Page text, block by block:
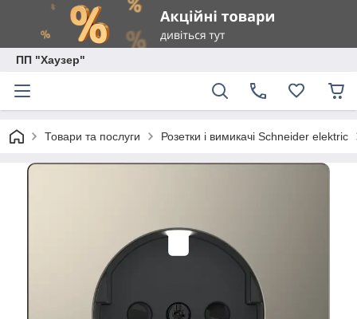
ПП "Хаузер"
Товари та послуги Розетки і вимикачі Schneider elektric